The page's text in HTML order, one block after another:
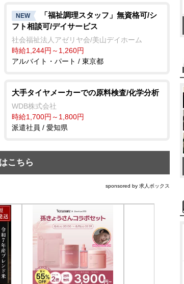
NEW
「福祉調理スタッフ」無資格可/シ
フト相談可/デイサービス
社会福祉法人アゼリヤ会/美山デイホーム
時給1,244円～1,260円
アルバイト・パート / 東京都
大手タイヤメーカーでの原料検査/化学分析
WDB株式会社
時給1,700円～1,800円
派遣社員 / 愛知県
こちら
sponsored by 求人ボックス